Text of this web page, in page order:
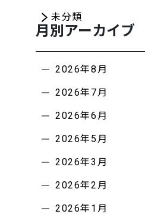
未分類
月別アーカイブ
2026年8月
2026年7月
2026年6月
2026年5月
2026年3月
2026年2月
2026年1月